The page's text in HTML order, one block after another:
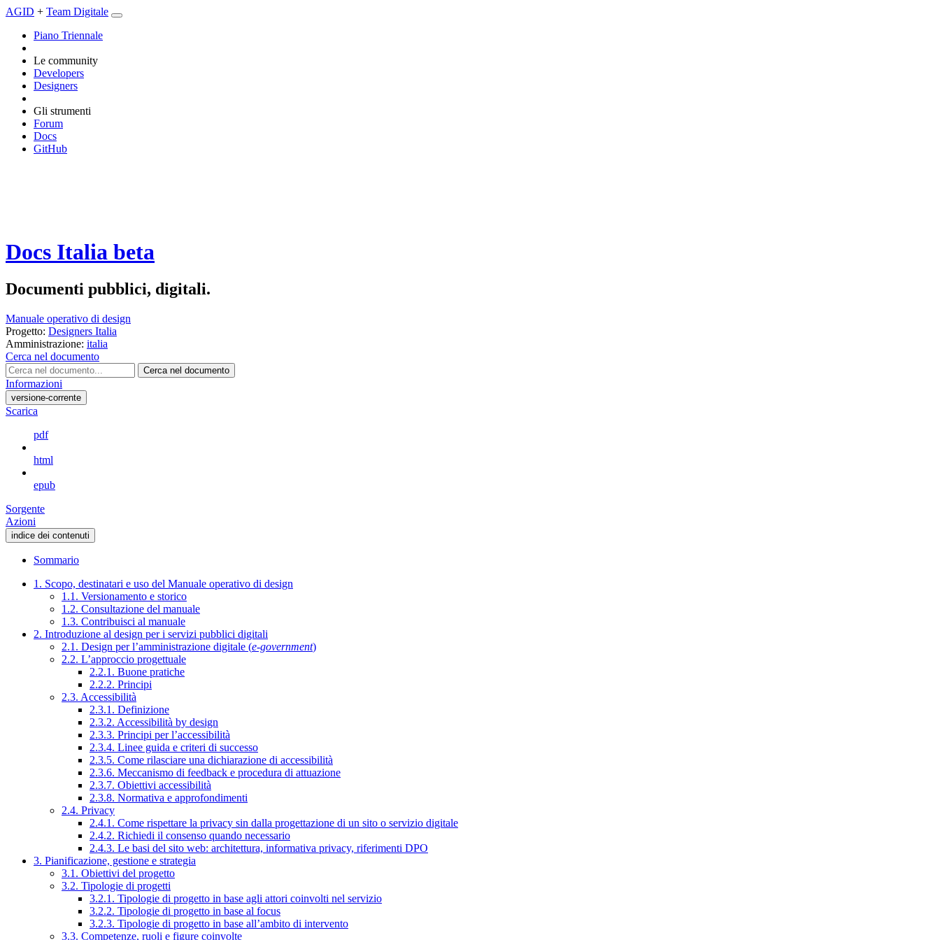
AGID + Team Digitale
Piano Triennale
Le community
Developers
Designers
Gli strumenti
Forum
Docs
GitHub
Docs Italia beta
Documenti pubblici, digitali.
Manuale operativo di design
Progetto: Designers Italia
Amministrazione: italia
Cerca nel documento
Cerca nel documento
Informazioni
versione-corrente
Scarica
pdf
html
epub
Sorgente
Azioni
indice dei contenuti
Sommario
1. Scopo, destinatari e uso del Manuale operativo di design
1.1. Versionamento e storico
1.2. Consultazione del manuale
1.3. Contribuisci al manuale
2. Introduzione al design per i servizi pubblici digitali
2.1. Design per l’amministrazione digitale (e-government)
2.2. L’approccio progettuale
2.2.1. Buone pratiche
2.2.2. Principi
2.3. Accessibilità
2.3.1. Definizione
2.3.2. Accessibilità by design
2.3.3. Principi per l’accessibilità
2.3.4. Linee guida e criteri di successo
2.3.5. Come rilasciare una dichiarazione di accessibilità
2.3.6. Meccanismo di feedback e procedura di attuazione
2.3.7. Obiettivi accessibilità
2.3.8. Normativa e approfondimenti
2.4. Privacy
2.4.1. Come rispettare la privacy sin dalla progettazione di un sito o servizio digitale
2.4.2. Richiedi il consenso quando necessario
2.4.3. Le basi del sito web: architettura, informativa privacy, riferimenti DPO
3. Pianificazione, gestione e strategia
3.1. Obiettivi del progetto
3.2. Tipologie di progetti
3.2.1. Tipologie di progetto in base agli attori coinvolti nel servizio
3.2.2. Tipologie di progetto in base al focus
3.2.3. Tipologie di progetto in base all’ambito di intervento
3.3. Competenze, ruoli e figure coinvolte